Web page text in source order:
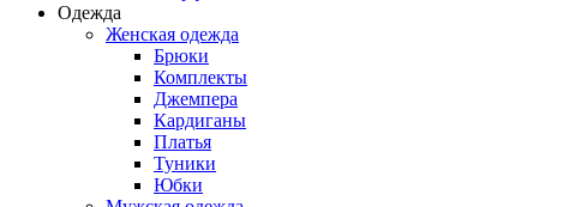
Одежда
Женская одежда
Брюки
Комплекты
Джемпера
Кардиганы
Платья
Туники
Юбки